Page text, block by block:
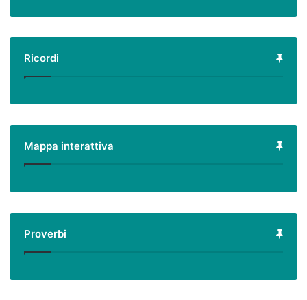
Ricordi
Mappa interattiva
Proverbi